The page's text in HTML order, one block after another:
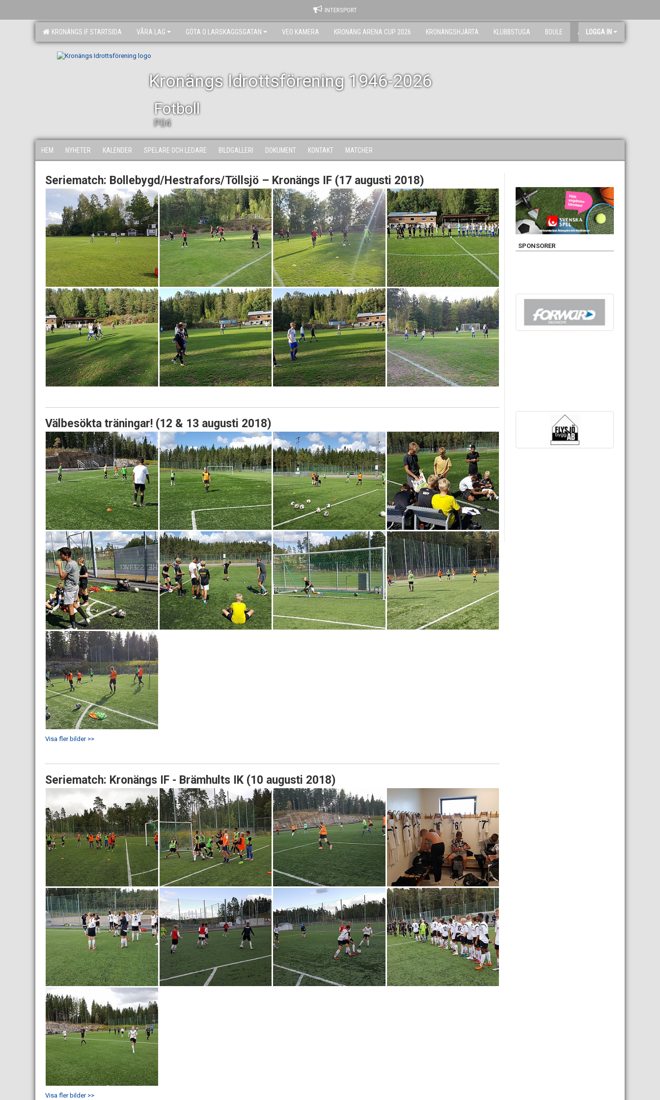
INTERSPORT
KRONÄNGS IF STARTSIDA VÅRA LAG GÖTA O LARSKAGGSGATAN VEO KAMERA KRONÄNG ARENA CUP 2026 KRONÄNGSHJÄRTA KLUBBSTUGA BOULE ARKIVLOGGA IN
Kronängs Idrottsförening 1946-2026
Fotboll
P04
HEM NYHETER KALENDER SPELARE OCH LEDARE BILDGALLERI DOKUMENT KONTAKT MATCHER
Seriematch: Bollebygd/Hestrafors/Töllsjö – Kronängs IF (17 augusti 2018)
Välbesökta träningar! (12 & 13 augusti 2018)
Visa fler bilder >>
Seriematch: Kronängs IF - Brämhults IK (10 augusti 2018)
Visa fler bilder >>
SPONSORER